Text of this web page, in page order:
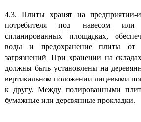
4.3. Плиты хранят на предприятии-
потребителя под навесом
спланированных площадках,
воды и предохранение плиты от
загрязнений. При хранении на
должны быть установлены на
вертикальном положении лицевыми
к другу. Между полированными
бумажные или деревянные прокладки.